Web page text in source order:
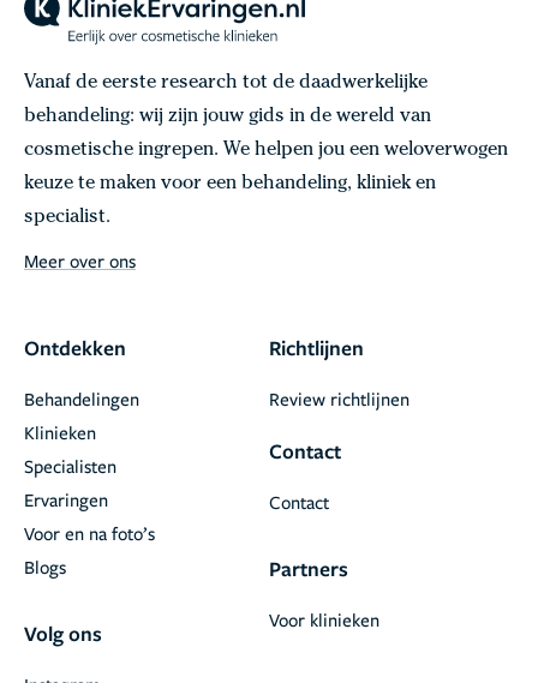
Vanaf de eerste research tot de daadwerkelijke
behandeling: wij zijn jouw gids in de wereld van
cosmetische ingrepen. We helpen jou een weloverwogen
keuze te maken voor een behandeling, kliniek en
specialist.
Meer over ons
Ontdekken
Behandelingen
Klinieken
Specialisten
Ervaringen
Voor en na foto’s
Blogs
Volg ons
Richtlijnen
Review richtlijnen
Contact
Contact
Partners
Voor klinieken